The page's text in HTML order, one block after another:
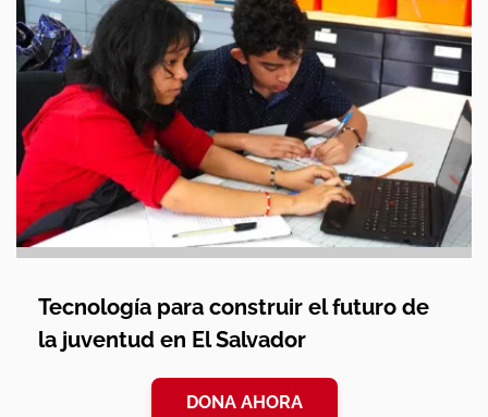
Tecnología para construir el futuro de
la juventud en El Salvador
DONA AHORA